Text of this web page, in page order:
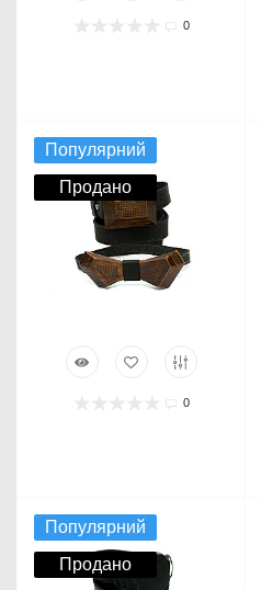
0
Популярний
Продано
0
Популярний
Продано